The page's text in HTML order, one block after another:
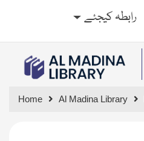
رابطہ کیجئے
Home Al Madina Library